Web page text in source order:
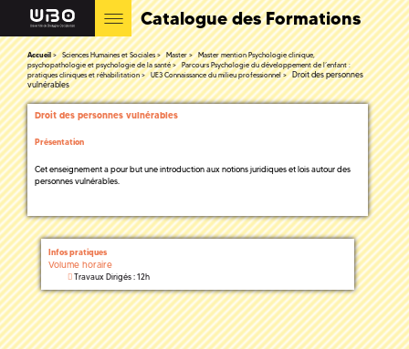
Catalogue des Formations
Accueil Sciences Humaines et Sociales Master
Master mention Psychologie clinique,
psychopathologie et psychologie de la santé
Parcours Psychologie du développement de l’enfant :
pratiques cliniques et réhabilitation
UE3 Connaissance du milieu professionnel
Droit des personnes
vulnérables
Droit des personnes vulnérables
Présentation
Cet enseignement a pour but une introduction aux notions juridiques et lois autour des
personnes vulnérables.
Infos pratiques
Volume horaire
Travaux Dirigés : 12h